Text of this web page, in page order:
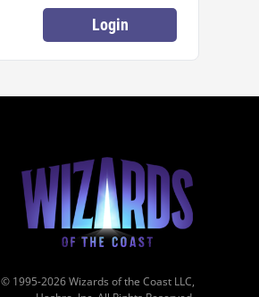
Login
© 1995-2026 Wizards of the Coast LLC,